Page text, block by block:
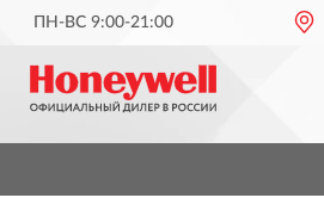
ПН-ВС 9:00-21:00